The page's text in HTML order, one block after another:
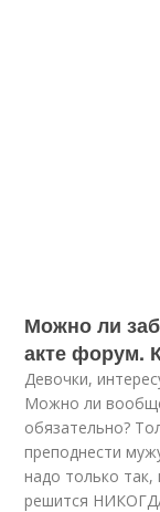
Можно ли
акте форум.
Девочки,
Можно ли
обязательно?
преподнести
надо только
решится